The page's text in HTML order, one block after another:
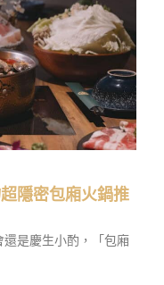
隱密包廂火鍋推
是慶生小酌，「包廂